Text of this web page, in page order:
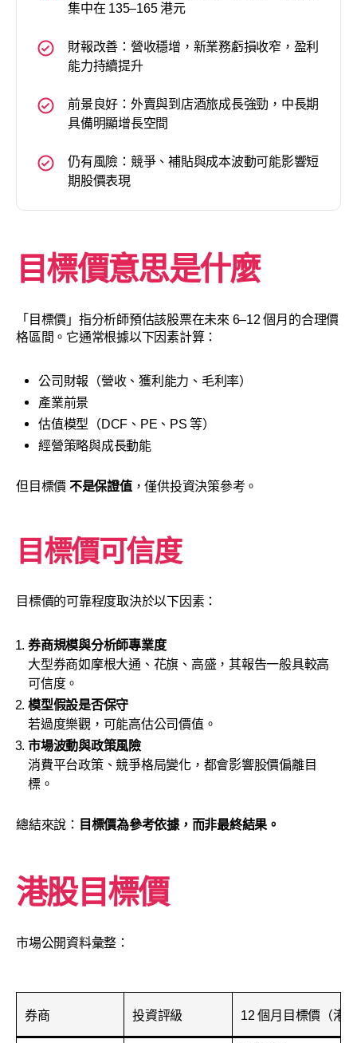
集中在 135–165 港元
財報改善：營收穩增，新業務虧損收窄，盈利
能力持續提升
前景良好：外賣與到店酒旅成長強勁，中長期
具備明顯增長空間
仍有風險：競爭、補貼與成本波動可能影響短
期股價表現
目標價意思是什麼
「目標價」指分析師預估該股票在未來 6–12 個月的合理價
格區間。它通常根據以下因素計算：
公司財報（營收、獲利能力、毛利率）
產業前景
估值模型（DCF、PE、PS 等）
經營策略與成長動能
但目標價 不是保證值，僅供投資決策參考。
目標價可信度
目標價的可靠程度取決於以下因素：
券商規模與分析師專業度
大型券商如摩根大通、花旗、高盛，其報告一般具較高
可信度。
模型假設是否保守
若過度樂觀，可能高估公司價值。
市場波動與政策風險
消費平台政策、競爭格局變化，都會影響股價偏離目
標。
總結來說： 目標價為參考依據，而非最終結果。
港股目標價
市場公開資料彙整：
券商 投資評級 12 個月目標價（港